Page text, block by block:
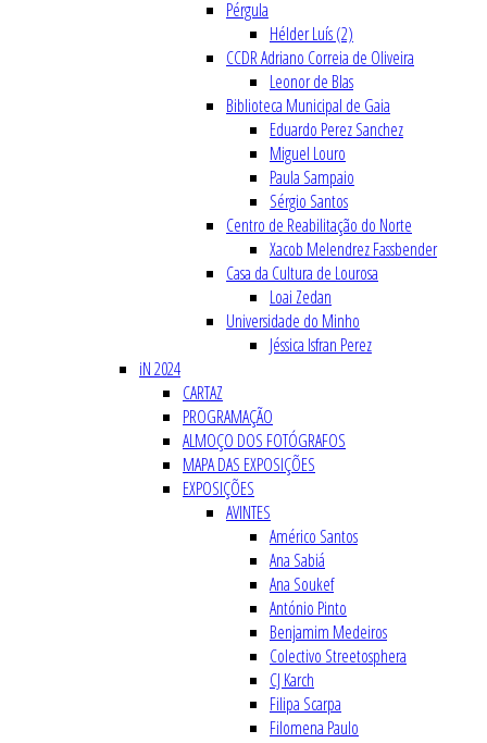
Pérgula
Hélder Luís (2)
CCDR Adriano Correia de Oliveira
Leonor de Blas
Biblioteca Municipal de Gaia
Eduardo Perez Sanchez
Miguel Louro
Paula Sampaio
Sérgio Santos
Centro de Reabilitação do Norte
Xacob Melendrez Fassbender
Casa da Cultura de Lourosa
Loai Zedan
Universidade do Minho
Jéssica Isfran Perez
iN 2024
CARTAZ
PROGRAMAÇÃO
ALMOÇO DOS FOTÓGRAFOS
MAPA DAS EXPOSIÇÕES
EXPOSIÇÕES
AVINTES
Américo Santos
Ana Sabiá
Ana Soukef
António Pinto
Benjamim Medeiros
Colectivo Streetosphera
CJ Karch
Filipa Scarpa
Filomena Paulo